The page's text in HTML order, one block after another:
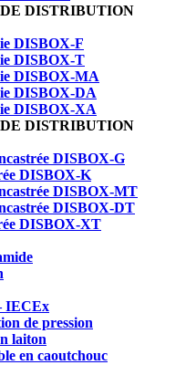
DISTRIBUTION
DISBOX-F
DISBOX-T
DISBOX-MA
DISBOX-DA
DISBOX-XA
DISTRIBUTION
DISBOX-G
DISBOX-K
DISBOX-MT
DISBOX-DT
DISBOX-XT
IECEx
de pression
laiton
en caoutchouc